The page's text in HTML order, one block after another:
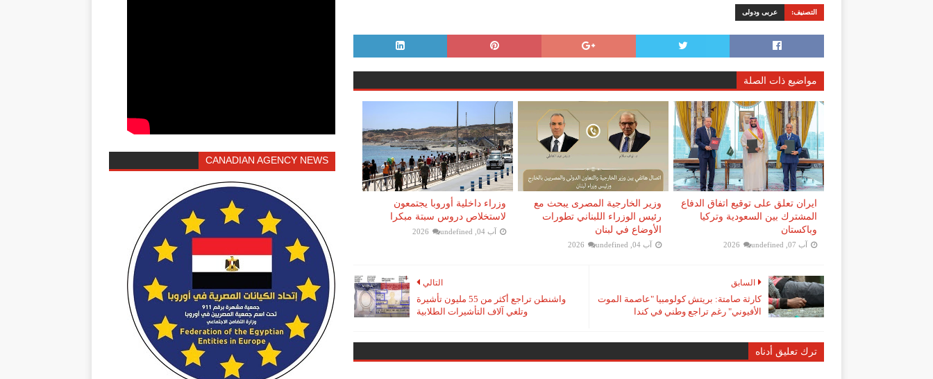
التصنيف: عربى ودولى
مواضيع ذات الصلة
ايران تعلق على توقيع اتفاق الدفاع
المشترك بين السعودية وتركيا
وباكستان
آب 07, 2026 undefined
وزير الخارجية المصرى يبحث مع
رئيس الوزراء اللبناني تطورات
الأوضاع في لبنان
آب 04, 2026 undefined
وزراء داخلية أوروبا يجتمعون
لاستخلاص دروس سبتة مبكرا
آب 04, 2026 undefined
التالي
واشنطن تراجع أكثر من 55 مليون تأشيرة
وتلغي آلاف التأشيرات الطلابية
السابق
كارثة صامتة: بريتش كولومبيا "عاصمة الموت
الأفيوني" رغم تراجع وطني في كندا
ترك تعليق أدناه
CANADIAN AGENCY NEWS